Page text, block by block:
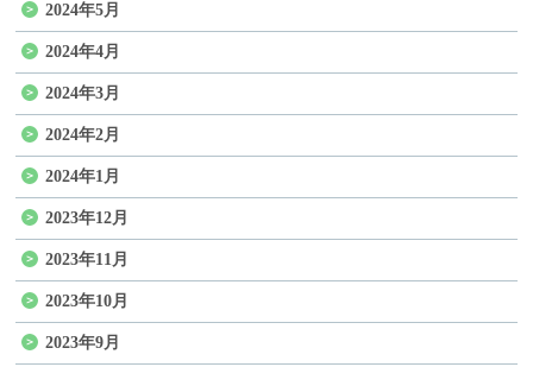
2024年5月
2024年4月
2024年3月
2024年2月
2024年1月
2023年12月
2023年11月
2023年10月
2023年9月